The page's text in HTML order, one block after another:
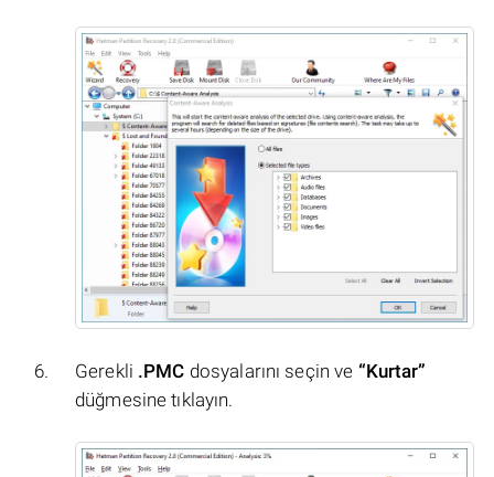
Gerekli .PMC dosyalarını seçin ve “Kurtar”
düğmesine tıklayın.